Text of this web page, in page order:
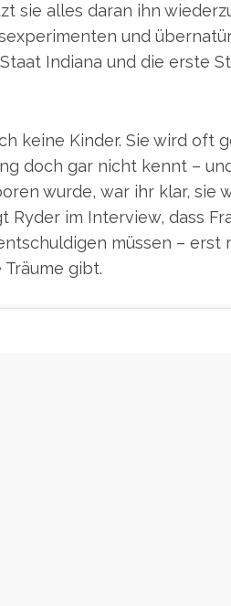
sie alles daran ihn
und
Indiana und die erste
keine Kinder. Sie wird oft
doch gar nicht kennt –
wurde, war ihr klar, sie
Ryder im Interview, dass
müssen – erst
gibt.